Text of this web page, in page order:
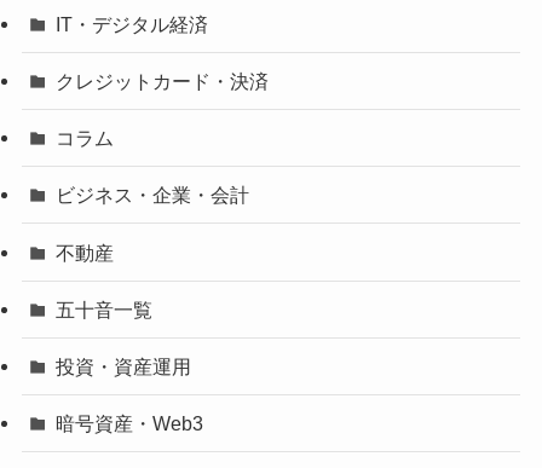
IT・デジタル経済
クレジットカード・決済
コラム
ビジネス・企業・会計
不動産
五十音一覧
投資・資産運用
暗号資産・Web3